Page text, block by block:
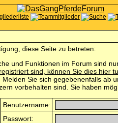
diese Seite zu betreten:
und Funktionen im Forum sind
sind, können Sie dies hier
Sie sich gegebenenfalls ab
vorbehalten sind. Sie haben
Benutzername:
Passwort: